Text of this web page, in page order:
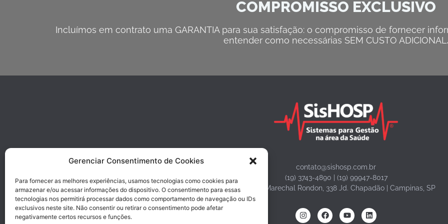
Gerenciar Consentimento de Cookies
Para fornecer as melhores experiências, usamos tecnologias como cookies para
armazenar e/ou acessar informações do dispositivo. O consentimento para essas
tecnologias nos permitirá processar dados como comportamento de navegação ou IDs
exclusivos neste site. Não consentir ou retirar o consentimento pode afetar
negativamente certos recursos e funções.
COMPROMISSO EXCLUSIVO
Incluímos em contrato uma GARANTIA para sua satisfação: o compromisso de fornecer
entender como necessárias SEM CUSTO ADICIONAL .
contato@sishosp.com.br
(19) 3743-4890 | (19) 99947-8017
Avenida Marechal Rondon, 338 Jd. Chapadão | Campinas, SP